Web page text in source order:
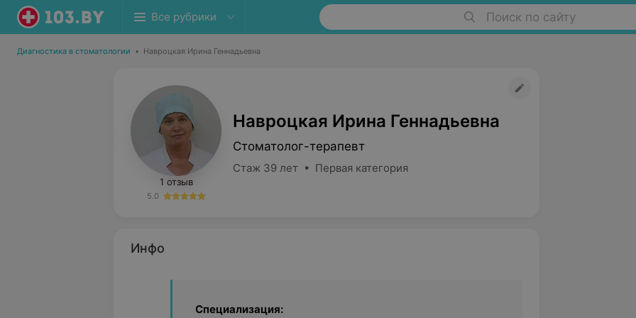
Все рубрики Поиск по сайту
Диагностика в стоматологии • Навроцкая Ирина Геннадьевна
1 отзыв
5.0
Навроцкая Ирина Геннадьевна
Стоматолог-терапевт
Стаж 39 лет • Первая категория
Инфо
Специализация: